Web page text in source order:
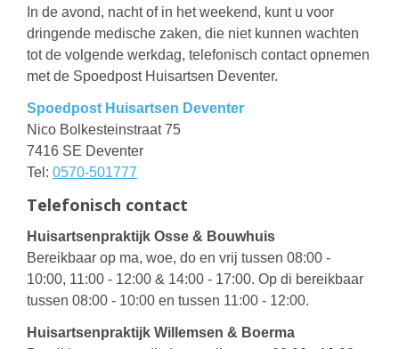
In de avond, nacht of in het weekend, kunt u voor
dringende medische zaken, die niet kunnen wachten
tot de volgende werkdag, telefonisch contact opnemen
met de Spoedpost Huisartsen Deventer.
Spoedpost Huisartsen Deventer
Nico Bolkesteinstraat 75
7416 SE Deventer
Tel: 0570-501777
Telefonisch contact
Huisartsenpraktijk Osse & Bouwhuis
Bereikbaar op ma, woe, do en vrij tussen 08:00 -
10:00, 11:00 - 12:00 & 14:00 - 17:00. Op di bereikbaar
tussen 08:00 - 10:00 en tussen 11:00 - 12:00.
Huisartsenpraktijk Willemsen & Boerma